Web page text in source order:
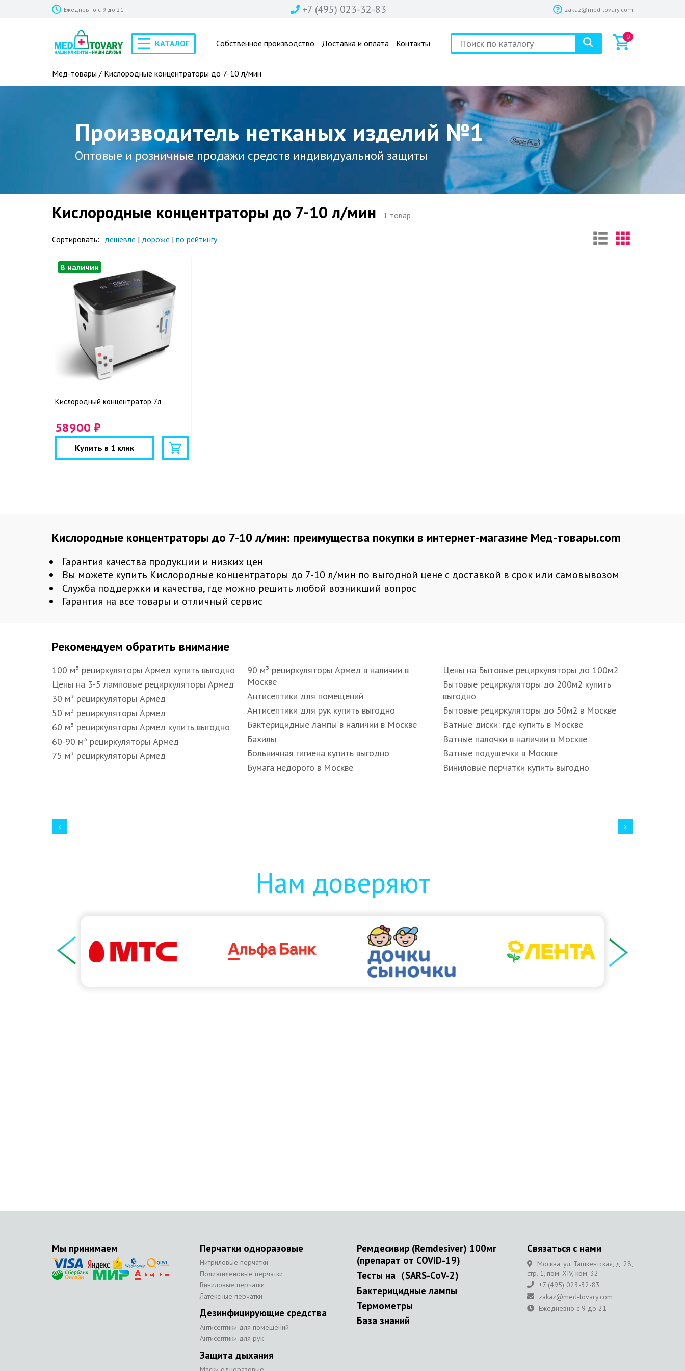
Ежедневно с 9 до 21 +7 (495) 023-32-83 zakaz@med-tovary.com
КАТАЛОГ Собственное производство Доставка и оплата Контакты
0
Мед-товары / Кислородные концентраторы до 7-10 л/мин
Производитель нетканых изделий №1
Оптовые и розничные продажи средств индивидуальной защиты
Кислородные концентраторы до 7-10 л/мин 1 товар
Сортировать: дешевле | дороже | по рейтингу
В наличии
Кислородный концентратор 7л
58900 ₽
Купить в 1 клик
Кислородные концентраторы до 7-10 л/мин: преимущества покупки в интернет-магазине Мед-товары.com
Гарантия качества продукции и низких цен
Вы можете купить Кислородные концентраторы до 7-10 л/мин по выгодной цене с доставкой в срок или самовывозом
Служба поддержки и качества, где можно решить любой возникший вопрос
Гарантия на все товары и отличный сервис
Рекомендуем обратить внимание
100 м³ рециркуляторы Армед купить выгодно
Цены на 3-5 ламповые рециркуляторы Армед
30 м³ рециркуляторы Армед
50 м³ рециркуляторы Армед
60 м³ рециркуляторы Армед купить выгодно
60-90 м³ рециркуляторы Армед
75 м³ рециркуляторы Армед
90 м³ рециркуляторы Армед в наличии в
Москве
Антисептики для помещений
Антисептики для рук купить выгодно
Бактерицидные лампы в наличии в Москве
Бахилы
Больничная гигиена купить выгодно
Бумага недорого в Москве
Цены на Бытовые рециркуляторы до 100м2
Бытовые рециркуляторы до 200м2 купить
выгодно
Бытовые рециркуляторы до 50м2 в Москве
Ватные диски: где купить в Москве
Ватные палочки в наличии в Москве
Ватные подушечки в Москве
Виниловые перчатки купить выгодно
‹ ›
Нам доверяют
Мы принимаем Перчатки одноразовые
Нитриловые перчатки
Полиэтиленовые перчатки
Виниловые перчатки
Латексные перчатки
Дезинфицирующие средства
Антисептики для помещений
Антисептики для рук
Защита дыхания
Ремдесивир (Remdesiver) 100мг
(препарат от COVID-19)
Тесты на（SARS-CoV-2)
Бактерицидные лампы
Термометры
База знаний
Связаться с нами
Москва, ул. Ташкентская, д. 28,
стр. 1, пом. XIV, ком. 32
+7 (495) 023-32-83
zakaz@med-tovary.com
Ежедневно с 9 до 21